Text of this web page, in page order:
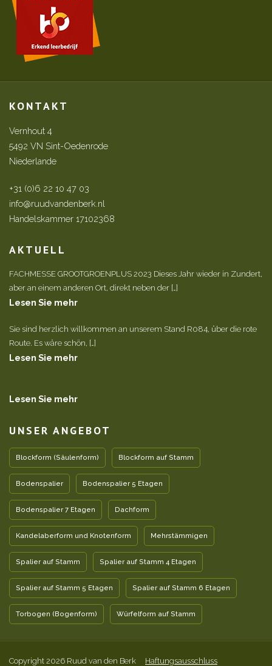
KONTAKT
Vernhout 4
5492 VN Sint-Oedenrode
Niederlande
+31 (0)6 22 10 47 03
info@ruudvandenberk.nl
Handelskammer 17102368
AKTUELL
FACHMESSE GROOTGROENPLUS 2023 Dieses Jahr wieder in Zundert,
aber an einem anderen Ort, direkt neben der […]
Lesen Sie mehr
Sie sind herzlich willkommen an unserem Stand R084, über die rote
Route. Es wäre schön, […]
Lesen Sie mehr
Lesen Sie mehr
UNSER ANGEBOT
Blockform (Säulenform) Blockform auf Stamm
Bodenspalier Bodenspalier 5 Etagen
Bodenspalier 7 Etagen Dachform
Kandelaberform und Knotenform Mehrstämmigen
Spalier auf Stamm Spalier auf Stamm 4 Etagen
Spalier auf Stamm 5 Etagen Spalier auf Stamm 6 Etagen
Torbogen (Bogenform) Würfelform auf Stamm
Copyright 2026 Ruud van den Berk Haftungsausschluss